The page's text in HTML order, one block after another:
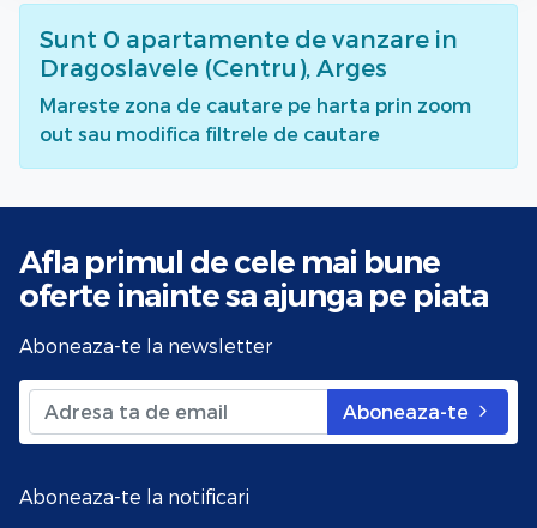
Sunt 0 apartamente de vanzare in
Dragoslavele (Centru), Arges
Mareste zona de cautare pe harta prin zoom
out sau modifica filtrele de cautare
Afla primul de cele mai bune
oferte inainte sa ajunga pe piata
Aboneaza-te la newsletter
Aboneaza-te
Aboneaza-te la notificari